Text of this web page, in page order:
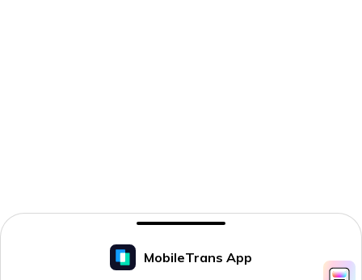
MobileTrans App